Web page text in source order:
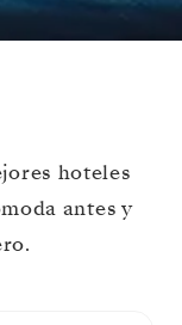
hoteles
antes y